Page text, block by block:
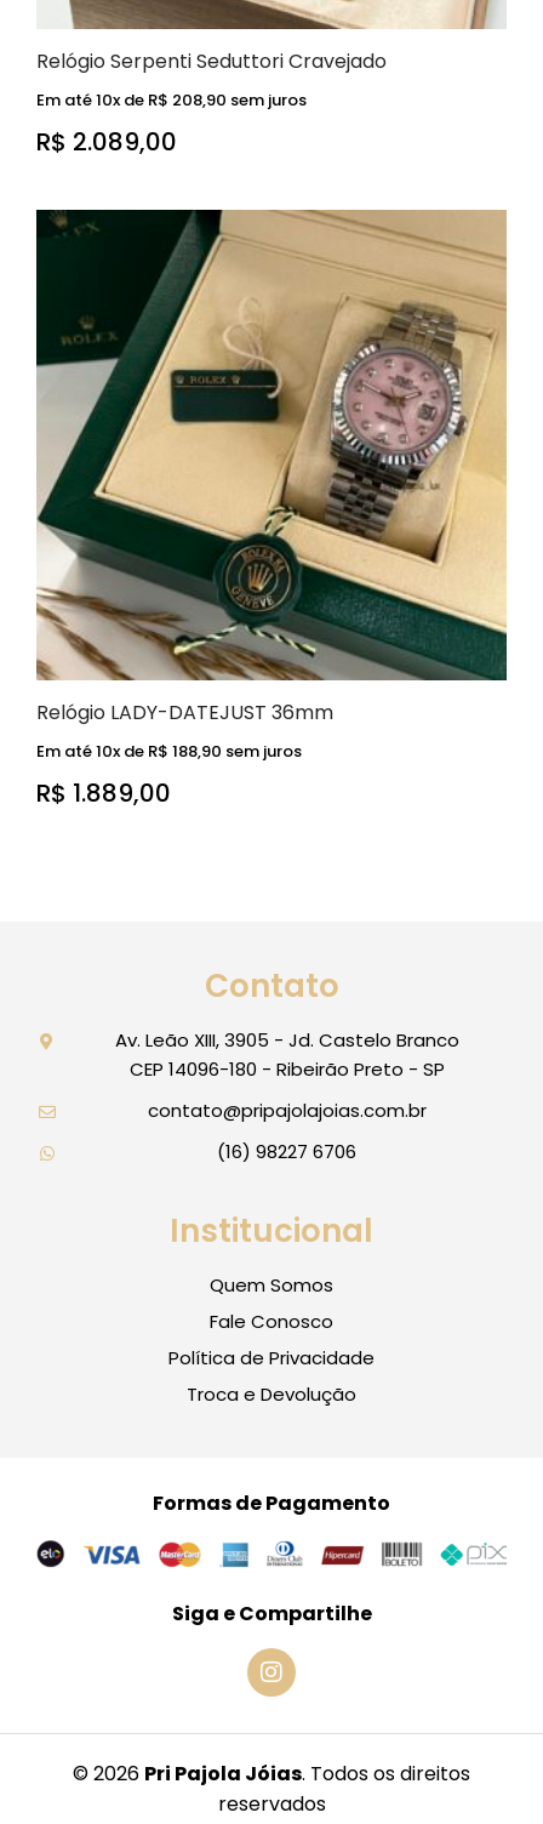
Relógio Serpenti Seduttori Cravejado
R$ 2.089,00
Em até 10x de R$ 208,90 sem juros
Relógio LADY-DATEJUST 36mm
R$ 1.889,00
Em até 10x de R$ 188,90 sem juros
Contato
Av. Leão XIII, 3905 - Jd. Castelo Branco
CEP 14096-180 - Ribeirão Preto - SP
contato@pripajolajoias.com.br
(16) 98227 6706
Institucional
Quem Somos
Fale Conosco
Política de Privacidade
Troca e Devolução
Formas de Pagamento
Siga e Compartilhe
© 2026 Pri Pajola Jóias. Todos os direitos
reservados